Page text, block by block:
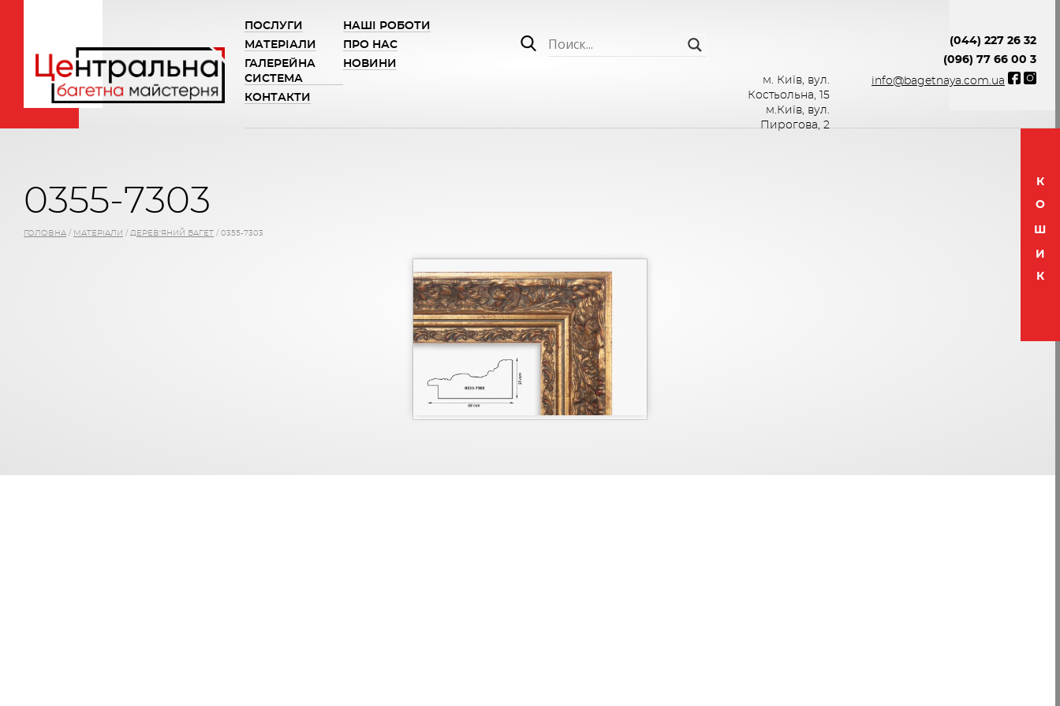
ПОСЛУГИ
НАШІ РОБОТИ
МАТЕРІАЛИ
ПРО НАС
ГАЛЕРЕЙНА
СИСТЕМА
НОВИНИ
КОНТАКТИ
м. Київ, вул.
Костьольна, 15
м.Київ, вул.
Пирогова, 2
(044) 227 26 32
(096) 77 66 00 3
info@bagetnaya.com.ua
0355-7303
ГОЛОВНА / МАТЕРІАЛИ / ДЕРЕВ'ЯНИЙ БАГЕТ / 0355-7303
К
О
Ш
И
К